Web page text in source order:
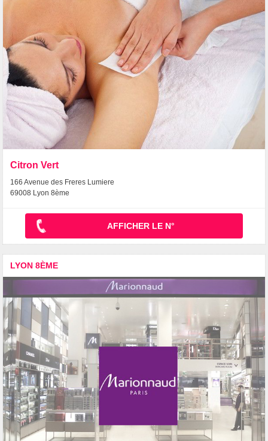
Citron Vert
166 Avenue des Freres Lumiere
69008 Lyon 8ème
AFFICHER LE N°
LYON 8ÈME